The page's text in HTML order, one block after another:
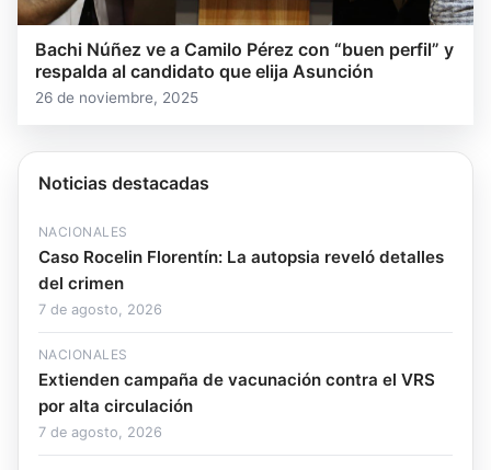
Bachi Núñez ve a Camilo Pérez con “buen perfil” y
respalda al candidato que elija Asunción
26 de noviembre, 2025
Noticias destacadas
NACIONALES
Caso Rocelin Florentín: La autopsia reveló detalles
del crimen
7 de agosto, 2026
NACIONALES
Extienden campaña de vacunación contra el VRS
por alta circulación
7 de agosto, 2026